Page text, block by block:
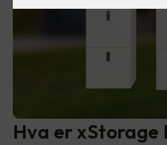
Hva er xStorage